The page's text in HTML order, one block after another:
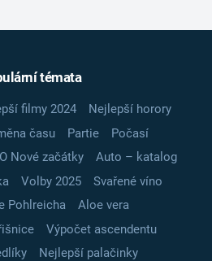
témata
filmy 2024
Nejlepší horory
času Partie
Počasí
Nové začátky
Auto – katalog
Volby 2025
Svařené víno
Pohlreicha
Aloe vera
Výpočet ascendentu
Nejlepší palačinky